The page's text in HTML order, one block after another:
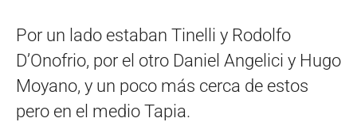
Por un lado estaban Tinelli y Rodolfo
D’Onofrio, por el otro Daniel Angelici y Hugo
Moyano, y un poco más cerca de estos
pero en el medio Tapia.